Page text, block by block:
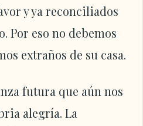
y ya reconciliados
Por eso no debemos
extraños de su casa.
futura que aún nos
alegría. La